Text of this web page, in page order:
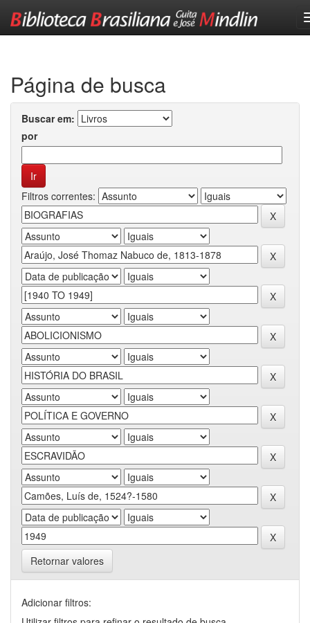
Página de busca
Buscar em:
por
Filtros correntes:
Retornar valores
Adicionar filtros: